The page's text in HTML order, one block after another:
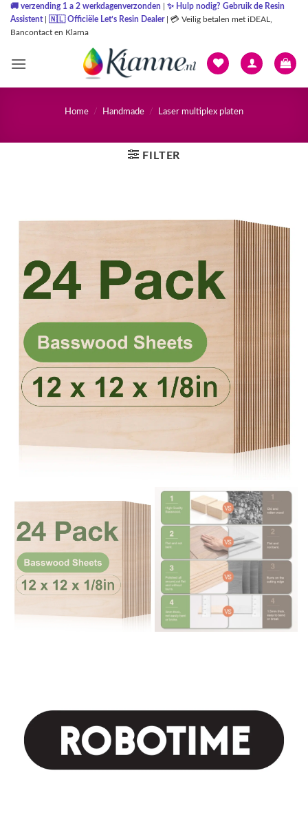
Ga
naar
🚚 verzending 1 a 2 werkdagenverzonden ✨ Hulp nodig? Gebruik de Resin
Assistent
🇳🇱Officiële Let’s Resin Dealer
💳 Veilig betalen met iDEAL,
Bancontact en Klarna
Home / Handmade / Laser multiplex platen
FILTER